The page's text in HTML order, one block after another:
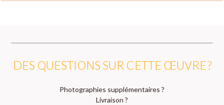
DES QUESTIONS SUR CETTE ŒUVRE ?
Photographies supplémentaires ?
Livraison ?